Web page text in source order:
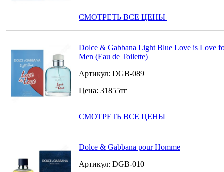
СМОТРЕТЬ ВСЕ ЦЕНЫ
Dolce & Gabbana Light Blue Love is Love
Men (Eau de Toilette)
Артикул: DGB-089
Цена: 31855тг
СМОТРЕТЬ ВСЕ ЦЕНЫ
Dolce & Gabbana pour Homme
Артикул: DGB-010